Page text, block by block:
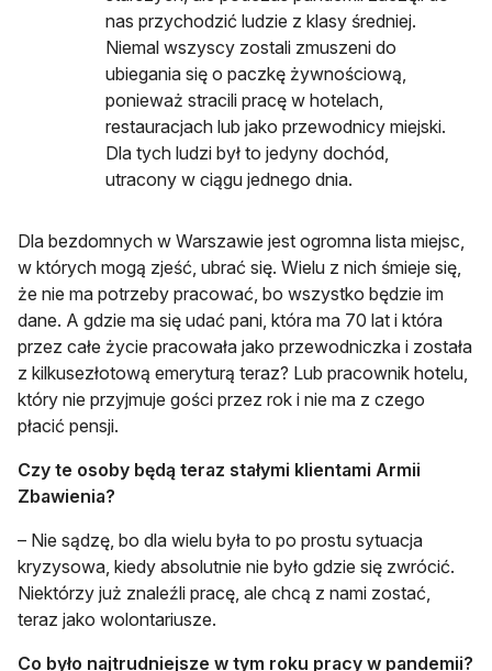
nas przychodzić ludzie z klasy średniej.
Niemal wszyscy zostali zmuszeni do
ubiegania się o paczkę żywnościową,
ponieważ stracili pracę w hotelach,
restauracjach lub jako przewodnicy miejski.
Dla tych ludzi był to jedyny dochód,
utracony w ciągu jednego dnia.
Dla bezdomnych w Warszawie jest ogromna lista miejsc,
w których mogą zjeść, ubrać się. Wielu z nich śmieje się,
że nie ma potrzeby pracować, bo wszystko będzie im
dane. A gdzie ma się udać pani, która ma 70 lat i która
przez całe życie pracowała jako przewodniczka i została
z kilkusezłotową emeryturą teraz? Lub pracownik hotelu,
który nie przyjmuje gości przez rok i nie ma z czego
płacić pensji.
Czy te osoby będą teraz stałymi klientami Armii
Zbawienia?
– Nie sądzę, bo dla wielu była to po prostu sytuacja
kryzysowa, kiedy absolutnie nie było gdzie się zwrócić.
Niektórzy już znaleźli pracę, ale chcą z nami zostać,
teraz jako wolontariusze.
Co było najtrudniejsze w tym roku pracy w pandemii?